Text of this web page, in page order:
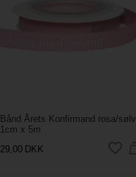
Bånd Årets Konfirmand rosa/sølv
1cm x 5m
29,00 DKK